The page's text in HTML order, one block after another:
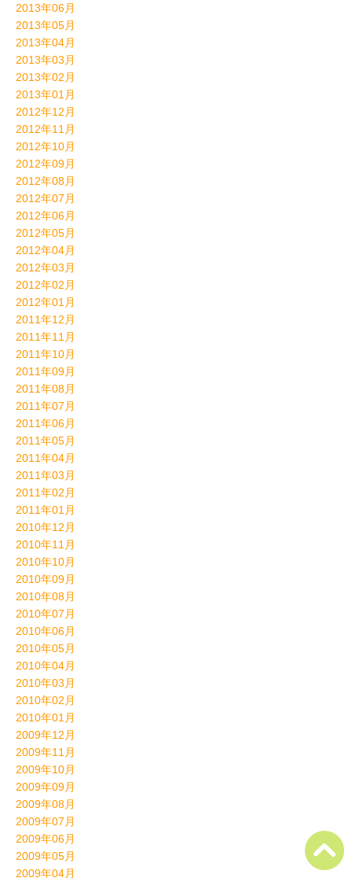
2013年06月
2013年05月
2013年04月
2013年03月
2013年02月
2013年01月
2012年12月
2012年11月
2012年10月
2012年09月
2012年08月
2012年07月
2012年06月
2012年05月
2012年04月
2012年03月
2012年02月
2012年01月
2011年12月
2011年11月
2011年10月
2011年09月
2011年08月
2011年07月
2011年06月
2011年05月
2011年04月
2011年03月
2011年02月
2011年01月
2010年12月
2010年11月
2010年10月
2010年09月
2010年08月
2010年07月
2010年06月
2010年05月
2010年04月
2010年03月
2010年02月
2010年01月
2009年12月
2009年11月
2009年10月
2009年09月
2009年08月
2009年07月
2009年06月
2009年05月
2009年04月